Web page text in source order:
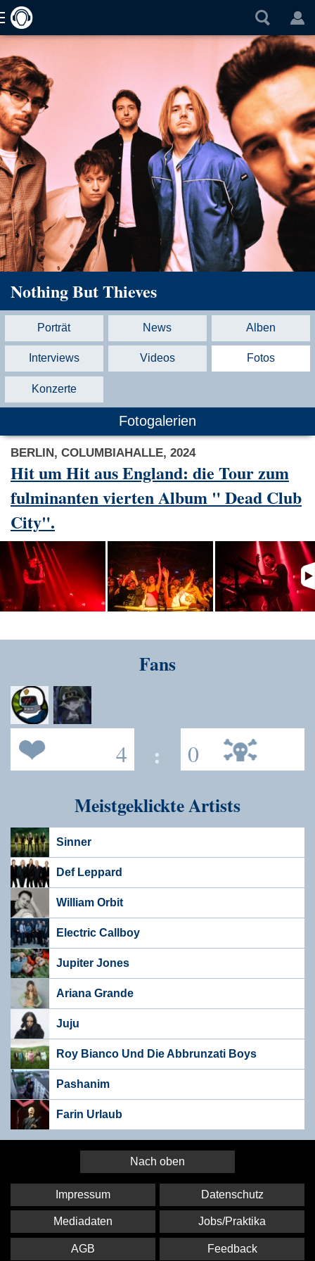
Nothing But Thieves
Porträt News Alben
Interviews Videos Fotos
Konzerte
Fotogalerien
BERLIN, COLUMBIAHALLE, 2024
Hit um Hit aus England: die Tour zum
fulminanten vierten Album " Dead Club
City".
Fans
4 : 0
Meistgeklickte Artists
Sinner
Def Leppard
William Orbit
Electric Callboy
Jupiter Jones
Ariana Grande
Juju
Roy Bianco Und Die Abbrunzati Boys
Pashanim
Farin Urlaub
Nach oben
Impressum Datenschutz
Mediadaten Jobs/Praktika
AGB Feedback